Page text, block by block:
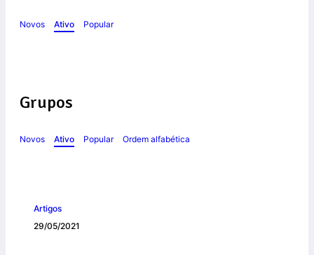
Novos Ativo Popular
Grupos
Novos Ativo Popular Ordem alfabética
Artigos
29/05/2021